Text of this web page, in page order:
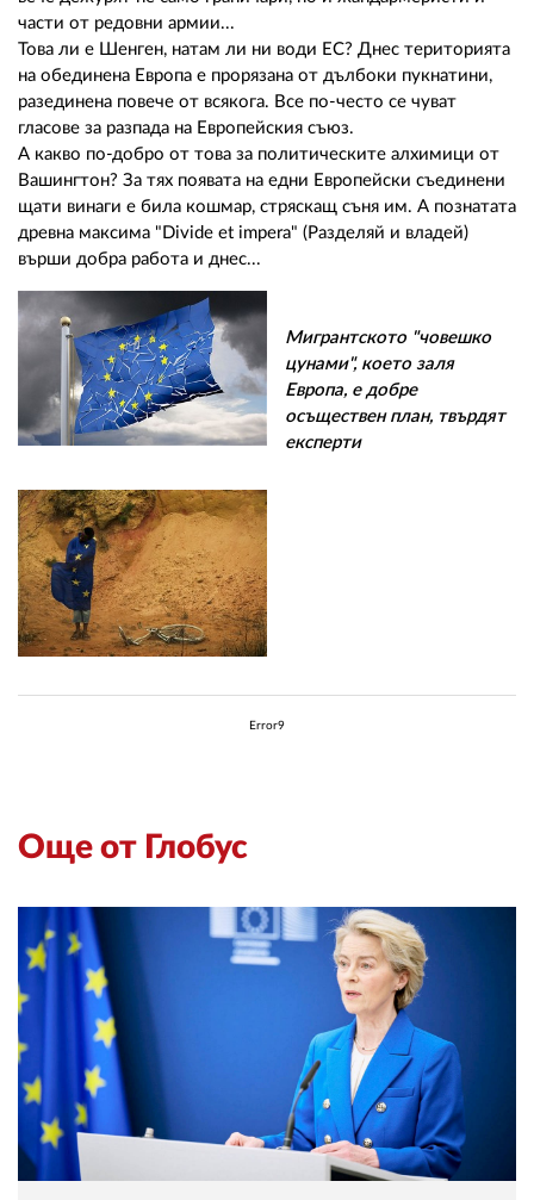
части от редовни армии...
Това ли е Шенген, натам ли ни води ЕС? Днес територията
на обединена Европа е прорязана от дълбоки пукнатини,
разединена повече от всякога. Все по-често се чуват
гласове за разпада на Европейския съюз.
А какво по-добро от това за политическите алхимици от
Вашингтон? За тях появата на едни Европейски съединени
щати винаги е била кошмар, стряскащ съня им. А познатата
древна максима "Divide et impera" (Разделяй и владей)
върши добра работа и днес...
Мигрантското "човешко
цунами", което заля
Европа, е добре
осъществен план, твърдят
експерти
Error9
Още от Глобус